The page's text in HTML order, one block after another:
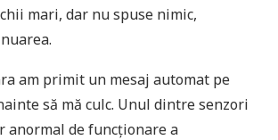
mari, dar nu spuse nimic,
am primit un mesaj automat pe
să mă culc. Unul dintre senzori
anormal de funcționare a